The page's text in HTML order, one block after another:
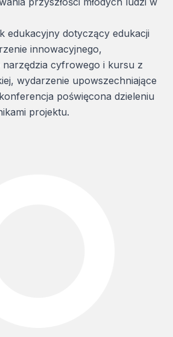
edukacyjny dotyczący edukacji
innowacyjnego,
narzędzia cyfrowego i kursu z
wydarzenie upowszechniające
poświęcona dzieleniu
projektu.